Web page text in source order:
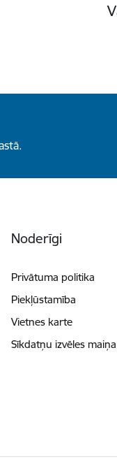
Noderīgi
Privātuma politika
Piekļūstamība
Vietnes karte
Sīkdatņu izvēles maiņa